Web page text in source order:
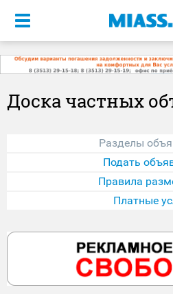
Меню
Доска частных
Разделы
Подать
Правила
Платные